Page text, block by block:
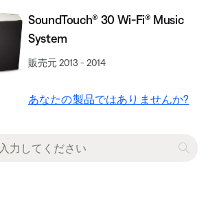
SoundTouch® 30 Wi-Fi® Music
System
販売元 2013 - 2014
あなたの製品ではありませんか?